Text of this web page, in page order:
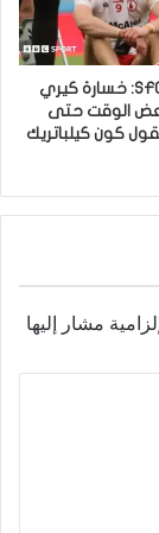
عموم أيرلندا SFC: خسارة كيري
الوقت حتى
كون كيلباتريك
مشار إليها